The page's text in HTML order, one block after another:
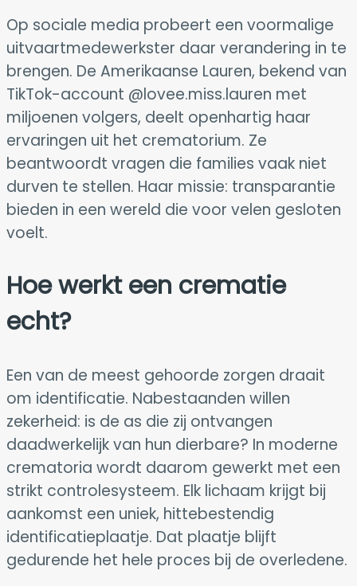
Op sociale media probeert een voormalige
uitvaartmedewerkster daar verandering in te
brengen. De Amerikaanse Lauren, bekend van
TikTok-account @lovee.miss.lauren met
miljoenen volgers, deelt openhartig haar
ervaringen uit het crematorium. Ze
beantwoordt vragen die families vaak niet
durven te stellen. Haar missie: transparantie
bieden in een wereld die voor velen gesloten
voelt.
Hoe werkt een crematie
echt?
Een van de meest gehoorde zorgen draait
om identificatie. Nabestaanden willen
zekerheid: is de as die zij ontvangen
daadwerkelijk van hun dierbare? In moderne
crematoria wordt daarom gewerkt met een
strikt controlesysteem. Elk lichaam krijgt bij
aankomst een uniek, hittebestendig
identificatieplaatje. Dat plaatje blijft
gedurende het hele proces bij de overledene.